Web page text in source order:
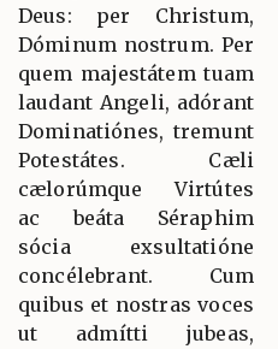
Deus: per Christum,
Dóminum nostrum. Per
quem majestátem tuam
laudant Angeli, adórant
Dominatiónes, tremunt
Potestátes. Cæli
cælorúmque Virtútes
ac beáta Séraphim
sócia exsultatióne
concélebrant. Cum
quibus et nostras voces
ut admítti jubeas,